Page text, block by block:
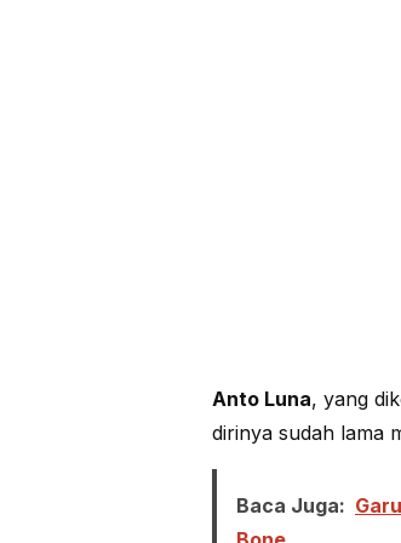
Anto Luna, yang
dirinya sudah lama
Baca Juga: